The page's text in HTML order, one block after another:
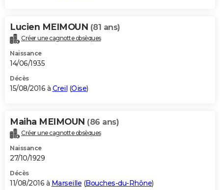
Lucien MEIMOUN (81 ans)
Créer une cagnotte obsèques
Naissance
14/06/1935
Décès
15/08/2016 à Creil (Oise)
Maiha MEIMOUN (86 ans)
Créer une cagnotte obsèques
Naissance
27/10/1929
Décès
11/08/2016 à Marseille (Bouches-du-Rhône)